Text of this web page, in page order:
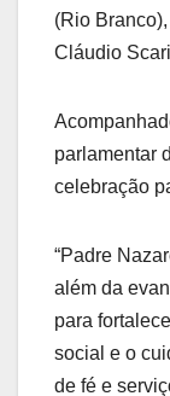
(Rio
Cláudio
parlamentar
celebração
“Padre
além da
para
social e o
de fé e